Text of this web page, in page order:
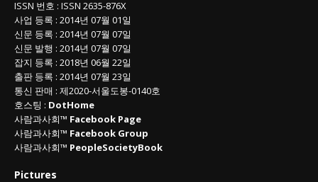
ISSN 번호 : ISSN 2635-876X
사업 등록 : 2014년 07월 01일
신문 등록 : 2014년 07월 07일
신문 발행 : 2014년 07월 07일
잡지 등록 : 2018년 06월 22일
출판 등록 : 2014년 07월 23일
통신 판매 : 제2020-서울도봉-0140호
호스팅 : DotHome
사람과사회™ Facebook Page
사람과사회™ Facebook Group
사람과사회™ PeopleSocietyBook
Pictures